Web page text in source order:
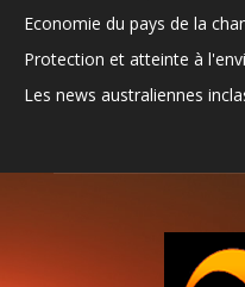
Economie du pays de la
Protection et atteinte à
Les news australiennes